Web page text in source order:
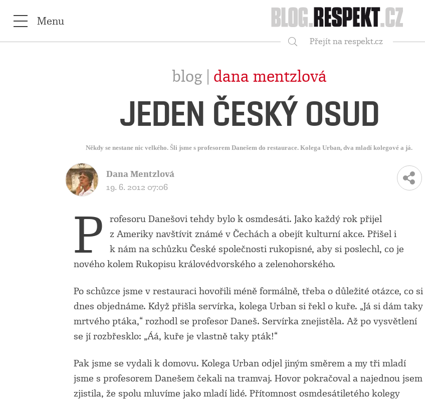
Respekt
Menu
Přejít na respekt.cz
blog | dana mentzlová
JEDEN ČESKÝ OSUD
Někdy se nestane nic velkého. Šli jsme s profesorem Danešem do restaurace. Kolega Urban, dva mladí kolegové a já.
Dana Mentzlová
19. 6. 2012 07:06
P
rofesoru Danešovi tehdy bylo k osmdesáti. Jako každý rok přijel
z Ameriky navštívit známé v Čechách a obejít kulturní akce. Přišel i
k nám na schůzku České společnosti rukopisné, aby si poslechl, co je
nového kolem Rukopisu královédvorského a zelenohorského.
Po schůzce jsme v restauraci hovořili méně formálně, třeba o důležité otázce, co si
dnes objednáme. Když přišla servírka, kolega Urban si řekl o kuře. „Já si dám taky
mrtvého ptáka,“ rozhodl se profesor Daneš. Servírka znejistěla. Až po vysvětlení
se jí rozbřesklo: „Áá, kuře je vlastně taky pták!“
Pak jsme se vydali k domovu. Kolega Urban odjel jiným směrem a my tři mladí
jsme s profesorem Danešem čekali na tramvaj. Hovor pokračoval a najednou jsem
zjistila, že spolu mluvíme jako mladí lidé. Přítomnost osmdesátiletého kolegy